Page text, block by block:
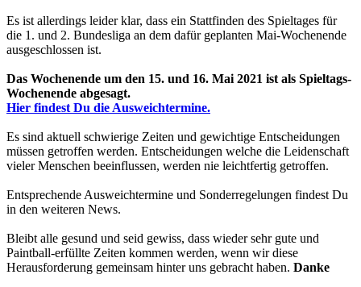
Es ist allerdings leider klar, dass ein Stattfinden des Spieltages für
die 1. und 2. Bundesliga an dem dafür geplanten Mai-Wochenende
ausgeschlossen ist.
Das Wochenende um den 15. und 16. Mai 2021 ist als Spieltags-
Wochenende abgesagt.
Hier findest Du die Ausweichtermine.
Es sind aktuell schwierige Zeiten und gewichtige Entscheidungen
müssen getroffen werden. Entscheidungen welche die Leidenschaft
vieler Menschen beeinflussen, werden nie leichtfertig getroffen.
Entsprechende Ausweichtermine und Sonderregelungen findest Du
in den weiteren News.
Bleibt alle gesund und seid gewiss, dass wieder sehr gute und
Paintball-erfüllte Zeiten kommen werden, wenn wir diese
Herausforderung gemeinsam hinter uns gebracht haben. Danke